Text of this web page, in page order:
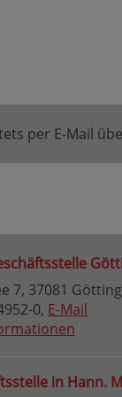
per E-Mail
7, 37081
0, E-Mail
in Hann.